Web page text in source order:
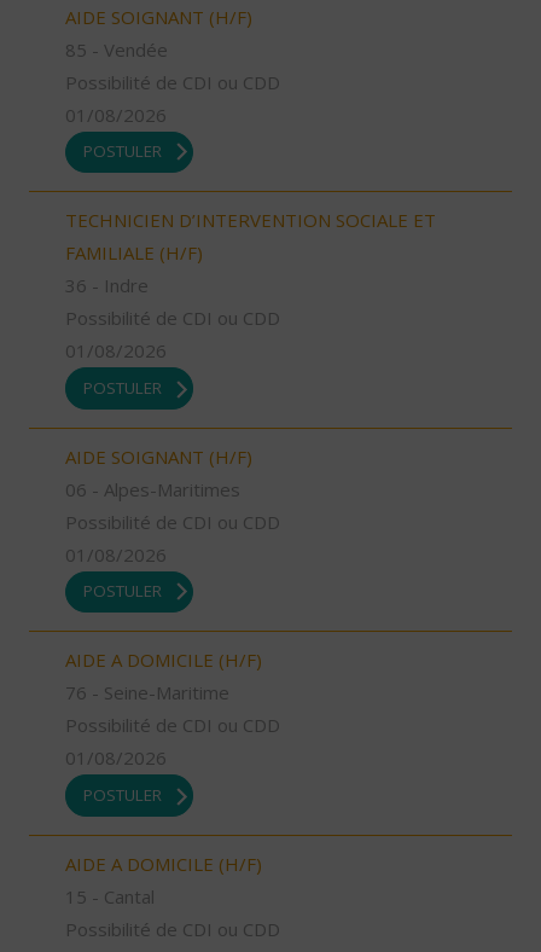
AIDE SOIGNANT (H/F)
85 - Vendée
Possibilité de CDI ou CDD
01/08/2026
POSTULER
TECHNICIEN D’INTERVENTION SOCIALE ET
FAMILIALE (H/F)
36 - Indre
Possibilité de CDI ou CDD
01/08/2026
POSTULER
AIDE SOIGNANT (H/F)
06 - Alpes-Maritimes
Possibilité de CDI ou CDD
01/08/2026
POSTULER
AIDE A DOMICILE (H/F)
76 - Seine-Maritime
Possibilité de CDI ou CDD
01/08/2026
POSTULER
AIDE A DOMICILE (H/F)
15 - Cantal
Possibilité de CDI ou CDD